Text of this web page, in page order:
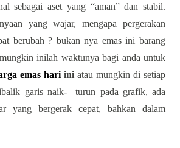
sebagai aset yang “aman” dan stabil.
yang wajar, mengapa pergerakan
berubah ? bukan nya emas ini barang
inilah waktunya bagi anda untuk
emas hari ini atau mungkin di setiap
garis naik- turun pada grafik, ada
yang bergerak cepat, bahkan dalam